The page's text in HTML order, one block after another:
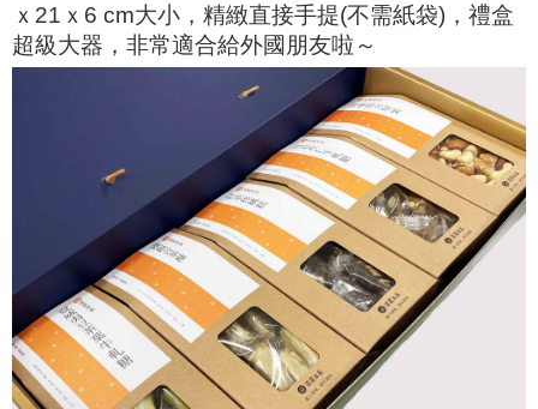
ｘ21ｘ6 cm大小，精緻直接手提(不需紙袋)，禮盒
超級大器，非常適合給外國朋友啦～